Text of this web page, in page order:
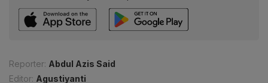
Reporter: Abdul Azis Said
Editor: Agustiyanti